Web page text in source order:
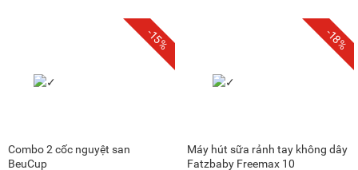
-15%
Combo 2 cốc nguyệt san
BeuCup
-18%
Máy hút sữa rảnh tay không dây
Fatzbaby Freemax 10